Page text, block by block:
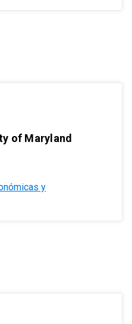
of Maryland
y